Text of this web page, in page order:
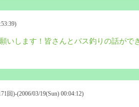
いします！皆さんとバス釣りの話がで
回)-(2006/03/19(Sun) 00:04:12)